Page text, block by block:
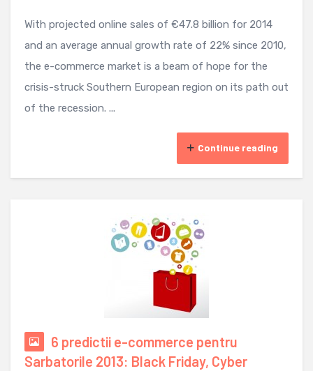
With projected online sales of €47.8 billion for 2014
and an average annual growth rate of 22% since 2010,
the e-commerce market is a beam of hope for the
crisis-struck Southern European region on its path out
of the recession. ...
Continue reading
6 predictii e-commerce pentru
Sarbatorile 2013: Black Friday, Cyber